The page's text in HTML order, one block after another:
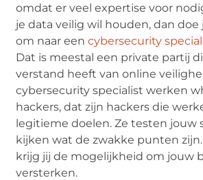
omdat er veel expertise voor
je data veilig wil houden, dan doe
om naar eencybersecurity
Dat is meestal een private partij
verstand heeft van online
cybersecurity specialist werken
hackers, dat zijn hackers die
legitieme doelen. Ze testen jouw
kijken wat de zwakke punten
krijg jij de mogelijkheid om jouw
versterken.